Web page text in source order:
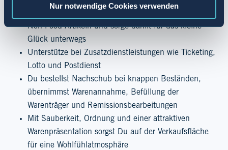
Nur notwendige Cookies verwenden
Non Food Artikeln und sorge damit für das kleine
Glück unterwegs
Unterstütze bei Zusatzdienstleistungen wie Ticketing,
Lotto und Postdienst
Du bestellst Nachschub bei knappen Beständen,
übernimmst Warenannahme, Befüllung der
Warenträger und Remissionsbearbeitungen
Mit Sauberkeit, Ordnung und einer attraktiven
Warenpräsentation sorgst Du auf der Verkaufsfläche
für eine Wohlfühlatmosphäre